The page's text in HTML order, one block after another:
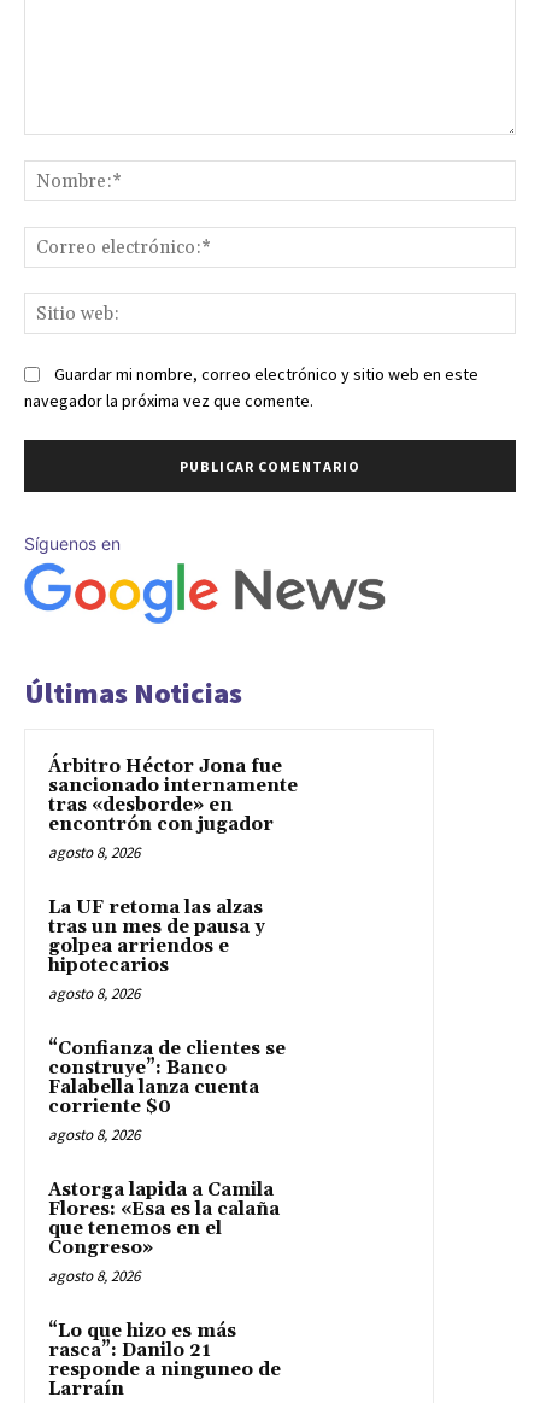
Guardar mi nombre, correo electrónico y sitio web en este
navegador la próxima vez que comente.
Síguenos en
Últimas Noticias
Árbitro Héctor Jona fue
sancionado internamente
tras «desborde» en
encontrón con jugador
agosto 8, 2026
La UF retoma las alzas
tras un mes de pausa y
golpea arriendos e
hipotecarios
agosto 8, 2026
“Confianza de clientes se
construye”: Banco
Falabella lanza cuenta
corriente $0
agosto 8, 2026
Astorga lapida a Camila
Flores: «Esa es la calaña
que tenemos en el
Congreso»
agosto 8, 2026
“Lo que hizo es más
rasca”: Danilo 21
responde a ninguneo de
Larraín